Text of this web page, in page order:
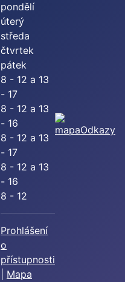
pondělí
úterý
středa
čtvrtek
pátek
8 - 12 a 13
- 17
8 - 12 a 13
- 16
8 - 12 a 13
- 17
8 - 12 a 13
- 16
8 - 12
Prohlášení
o
přístupnosti
Mapa
Odkazy